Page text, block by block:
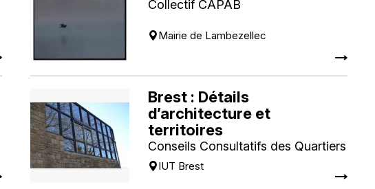
Collectif CAPAB
Mairie de Lambezellec
Brest : Détails
d’architecture et
territoires
Conseils Consultatifs des Quartiers
IUT Brest